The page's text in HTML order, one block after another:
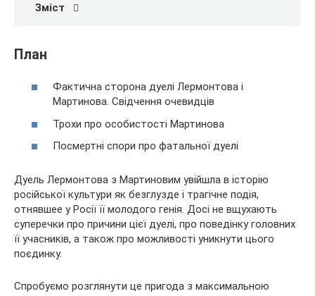
Зміст
План
Фактична сторона дуелі Лермонтова і
Мартинова. Свідчення очевидців
Трохи про особистості Мартинова
Посмертні спори про фатальної дуелі
Дуель Лермонтова з Мартиновим увійшла в історію
російської культури як безглузде і трагічне подія,
отнявшее у Росії її молодого генія. Досі не вщухають
суперечки про причини цієї дуелі, про поведінку головних
її учасників, а також про можливості уникнути цього
поєдинку.
Спробуємо розглянути це пригода з максимальною